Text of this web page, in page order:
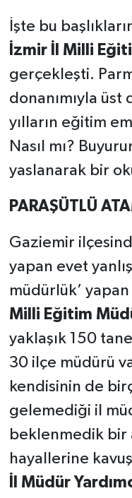
İşte bu
İzmir İl Milli
gerçekleşti.
donanımıyla
yılların eğitim
Nasıl mı?
yaslanarak bir
PARAŞÜTLÜ
Gaziemir
yapan evet
müdürlük’
Milli Eğitim
yaklaşık 150
30 ilçe müdürü
kendisinin de
gelemediği il
beklenmedik bir
hayallerine
İl Müdür